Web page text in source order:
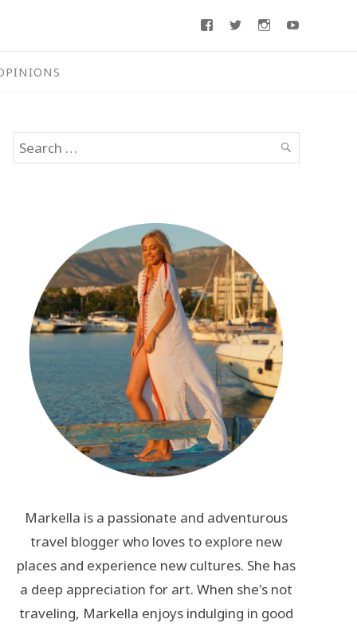
FacebookTwitterInstagram
Search
for:
SEARCH
Markella is a passionate and adventurous
travel blogger who loves to explore new
places and experience new cultures. She has
a deep appreciation for art. When she's not
traveling, Markella enjoys indulging in good